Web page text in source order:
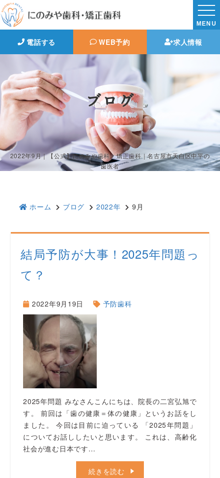
MENU
電話する WEB予約 求人情報
ブログ
2022年9月｜【公式】にのみや歯科・矯正歯科｜名古屋市天白区中平の
歯医者
ホーム ブログ 2022年 9月
結局予防が大事！2025年問題っ
て？
2022年9月19日 予防歯科
2025年問題 みなさんこんにちは、院長の二宮弘旭で
す。 前回は「歯の健康＝体の健康」というお話をし
ました。 今回は目前に迫っている 「2025年問題」
についてお話ししたいと思います。 これは、高齢化
社会が進む日本です…
続きを読む